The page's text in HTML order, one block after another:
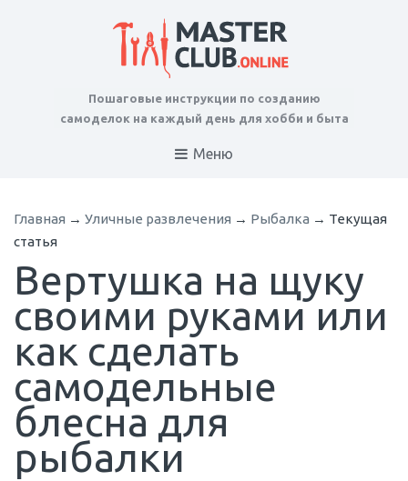
Пошаговые инструкции по созданию
самоделок на каждый день для хобби и быта
Меню
Главная → Уличные развлечения → Рыбалка → Текущая
статья
Вертушка на щуку
своими руками или
как сделать
самодельные
блесна для
рыбалки